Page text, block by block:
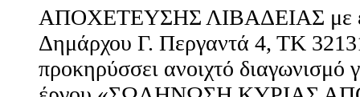
ΑΠΟΧΕΤΕΥΣΗΣ ΛΙΒΑΔΕΙΑΣ με
Δημάρχου Γ. Περγαντά 4, ΤΚ
προκηρύσσει ανοιχτό διαγωνισμό